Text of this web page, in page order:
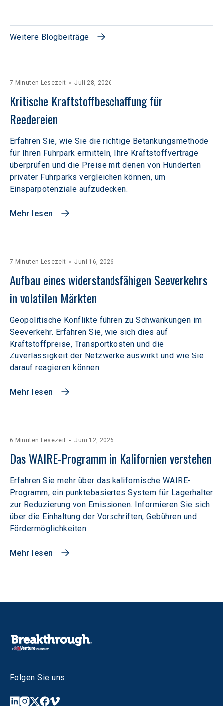
Weitere Blogbeiträge
7 Minuten Lesezeit Juli 28, 2026
Kritische Kraftstoffbeschaffung für
Reedereien
Erfahren Sie, wie Sie die richtige Betankungsmethode
für Ihren Fuhrpark ermitteln, Ihre Kraftstoffverträge
überprüfen und die Preise mit denen von Hunderten
privater Fuhrparks vergleichen können, um
Einsparpotenziale aufzudecken.
Mehr lesen
7 Minuten Lesezeit Juni 16, 2026
Aufbau eines widerstandsfähigen Seeverkehrs
in volatilen Märkten
Geopolitische Konflikte führen zu Schwankungen im
Seeverkehr. Erfahren Sie, wie sich dies auf
Kraftstoffpreise, Transportkosten und die
Zuverlässigkeit der Netzwerke auswirkt und wie Sie
darauf reagieren können.
Mehr lesen
6 Minuten Lesezeit Juni 12, 2026
Das WAIRE-Programm in Kalifornien verstehen
Erfahren Sie mehr über das kalifornische WAIRE-
Programm, ein punktebasiertes System für Lagerhalter
zur Reduzierung von Emissionen. Informieren Sie sich
über die Einhaltung der Vorschriften, Gebühren und
Fördermöglichkeiten.
Mehr lesen
Folgen Sie uns